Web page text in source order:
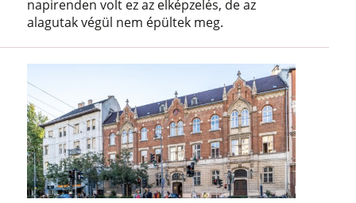
napirenden volt ez az elképzelés, de az
alagutak végül nem épültek meg.